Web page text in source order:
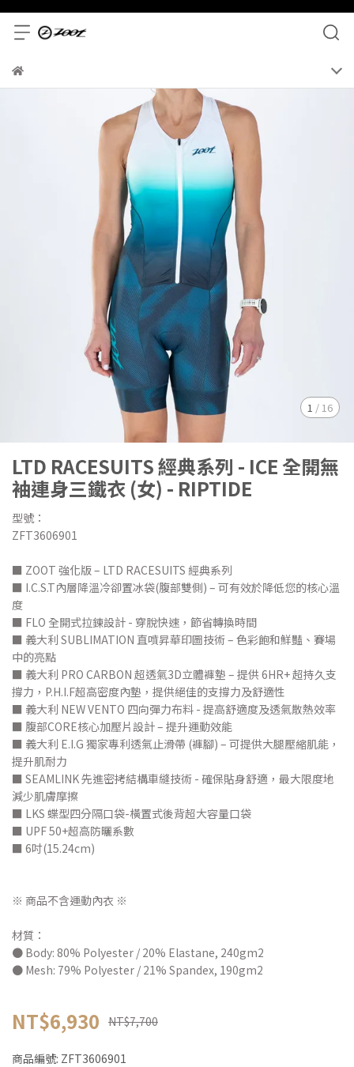
1 / 16
LTD RACESUITS 經典系列 - ICE 全開無
袖連身三鐵衣 (女) - RIPTIDE
型號：
ZFT3606901
■ ZOOT 強化版 – LTD RACESUITS 經典系列
■ I.C.S.T內層降溫冷卻置冰袋(腹部雙側) – 可有效於降低您的核心溫
度
■ FLO 全開式拉鍊設計 - 穿脫快速，節省轉換時間
■ 義大利 SUBLIMATION 直噴昇華印圖技術 – 色彩飽和鮮豔、賽場
中的亮點
■ 義大利 PRO CARBON 超透氣3D立體褲墊 – 提供 6HR+ 超持久支
撐力，P.H.I.F超高密度內墊，提供絕佳的支撐力及舒適性
■ 義大利 NEW VENTO 四向彈力布料 - 提高舒適度及透氣散熱效率
■ 腹部CORE核心加壓片設計 – 提升運動效能
■ 義大利 E.I.G 獨家專利透氣止滑帶 (褲腳) – 可提供大腿壓縮肌能，
提升肌耐力
■ SEAMLINK 先進密拷結構車縫技術 - 確保貼身舒適，最大限度地
減少肌膚摩擦
■ LKS 蝶型四分隔口袋-橫置式後背超大容量口袋
■ UPF 50+超高防曬系數
■ 6吋(15.24cm)
※ 商品不含運動內衣 ※
材質：
● Body: 80% Polyester / 20% Elastane, 240gm2
● Mesh: 79% Polyester / 21% Spandex, 190gm2
NT$6,930 NT$7,700
商品編號: ZFT3606901